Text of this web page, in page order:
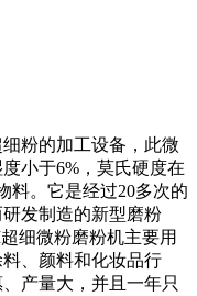
粉的加工设备，此微
小于6%，莫氏硬度在
料。它是经过20多次的
发制造的新型磨粉
细微粉磨粉机主要用
、颜料和化妆品行
产量大，并且一年只